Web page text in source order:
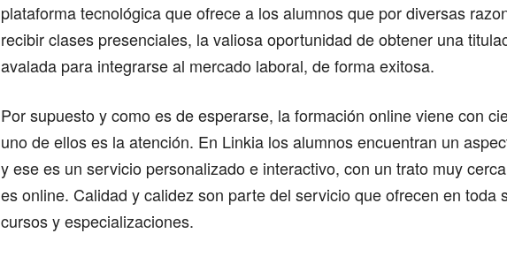
plataforma tecnológica que ofrece a los alumnos que por diversas
recibir clases presenciales, la valiosa oportunidad de obtener una
avalada para integrarse al mercado laboral, de forma exitosa.
Por supuesto y como es de esperarse, la formación online viene con
uno de ellos es la atención. En Linkia los alumnos encuentran un
y ese es un servicio personalizado e interactivo, con un trato muy
es online. Calidad y calidez son parte del servicio que ofrecen en toda
cursos y especializaciones.